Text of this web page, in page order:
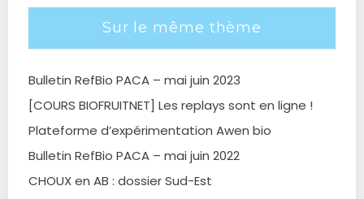
Sur le même thème
Bulletin RefBio PACA – mai juin 2023
[COURS BIOFRUITNET] Les replays sont en ligne !
Plateforme d’expérimentation Awen bio
Bulletin RefBio PACA – mai juin 2022
CHOUX en AB : dossier Sud-Est